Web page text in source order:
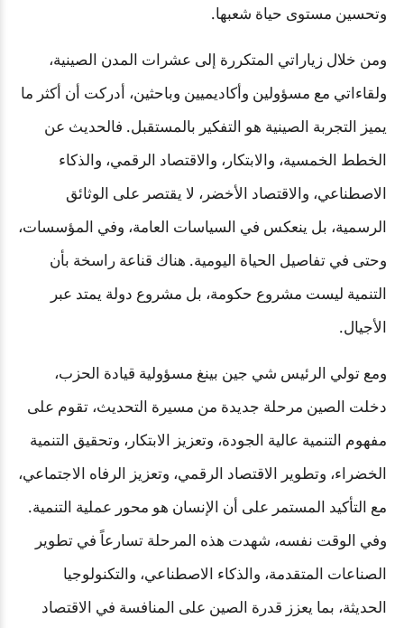
وتحسين مستوى حياة شعبها.
ومن خلال زياراتي المتكررة إلى عشرات المدن الصينية،
ولقاءاتي مع مسؤولين وأكاديميين وباحثين، أدركت أن أكثر ما
يميز التجربة الصينية هو التفكير بالمستقبل. فالحديث عن
الخطط الخمسية، والابتكار، والاقتصاد الرقمي، والذكاء
الاصطناعي، والاقتصاد الأخضر، لا يقتصر على الوثائق
الرسمية، بل ينعكس في السياسات العامة، وفي المؤسسات،
وحتى في تفاصيل الحياة اليومية. هناك قناعة راسخة بأن
التنمية ليست مشروع حكومة، بل مشروع دولة يمتد عبر
الأجيال.
ومع تولي الرئيس شي جين بينغ مسؤولية قيادة الحزب،
دخلت الصين مرحلة جديدة من مسيرة التحديث، تقوم على
مفهوم التنمية عالية الجودة، وتعزيز الابتكار، وتحقيق التنمية
الخضراء، وتطوير الاقتصاد الرقمي، وتعزيز الرفاه الاجتماعي،
مع التأكيد المستمر على أن الإنسان هو محور عملية التنمية.
وفي الوقت نفسه، شهدت هذه المرحلة تسارعاً في تطوير
الصناعات المتقدمة، والذكاء الاصطناعي، والتكنولوجيا
الحديثة، بما يعزز قدرة الصين على المنافسة في الاقتصاد